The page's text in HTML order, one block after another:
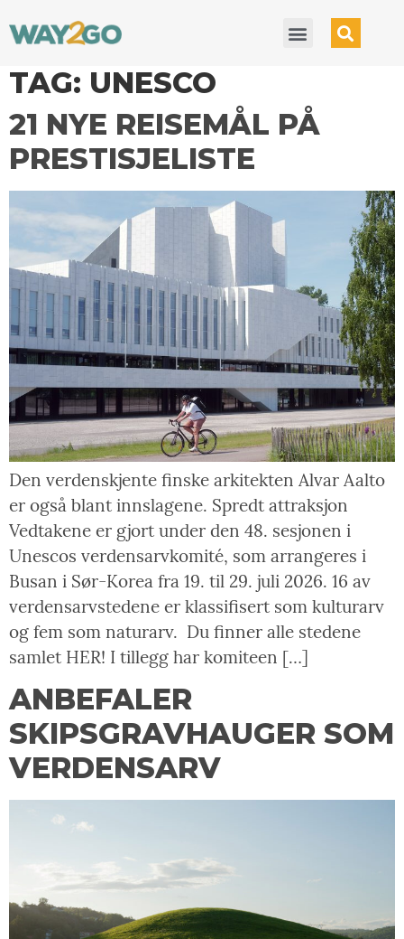
TAG: UNESCO
21 NYE REISEMÅL PÅ
PRESTISJELISTE
Den verdenskjente finske arkitekten Alvar Aalto
er også blant innslagene. Spredt attraksjon
Vedtakene er gjort under den 48. sesjonen i
Unescos verdensarvkomité, som arrangeres i
Busan i Sør-Korea fra 19. til 29. juli 2026. 16 av
verdensarvstedene er klassifisert som kulturarv
og fem som naturarv. Du finner alle stedene
samlet HER! I tillegg har komiteen […]
ANBEFALER
SKIPSGRAVHAUGER SOM
VERDENSARV